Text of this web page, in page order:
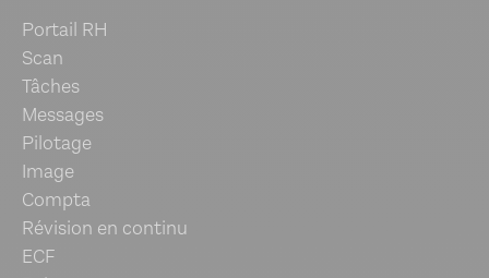
Portail RH
Scan
Tâches
Messages
Pilotage
Image
Compta
Révision en continu
ECF